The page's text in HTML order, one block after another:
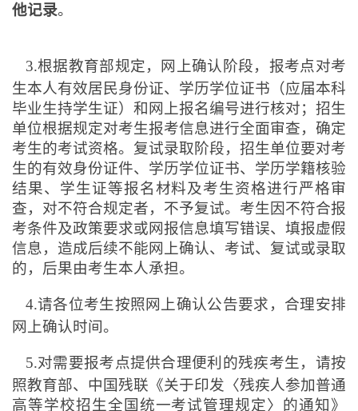
他记录。
3.根据教育部规定，网上确认阶段，报考点对考
生本人有效居民身份证、学历学位证书（应届本科
毕业生持学生证）和网上报名编号进行核对；招生
单位根据规定对考生报考信息进行全面审查，确定
考生的考试资格。复试录取阶段，招生单位要对考
生的有效身份证件、学历学位证书、学历学籍核验
结果、学生证等报名材料及考生资格进行严格审
查，对不符合规定者，不予复试。考生因不符合报
考条件及政策要求或网报信息填写错误、填报虚假
信息，造成后续不能网上确认、考试、复试或录取
的，后果由考生本人承担。
4.请各位考生按照网上确认公告要求，合理安排
网上确认时间。
5.对需要报考点提供合理便利的残疾考生，请按
照教育部、中国残联《关于印发〈残疾人参加普通
高等学校招生全国统一考试管理规定〉的通知》